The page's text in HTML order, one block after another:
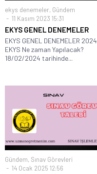
ekys denemeler, Gündem
11 Kasım 2023 15:31
EKYS GENEL DENEMELER
EKYS GENEL DENEMELER 2024
EKYS Ne zaman Yapılacak?
18/02/2024 tarihinde...
Gündem, Sınav Görevleri
14 Ocak 2025 12:56